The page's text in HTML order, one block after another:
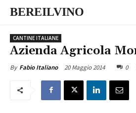
BEREILVINO
CANTINE ITALIANE
Azienda Agricola
By Fabio Italiano 20 Maggio 2014 0